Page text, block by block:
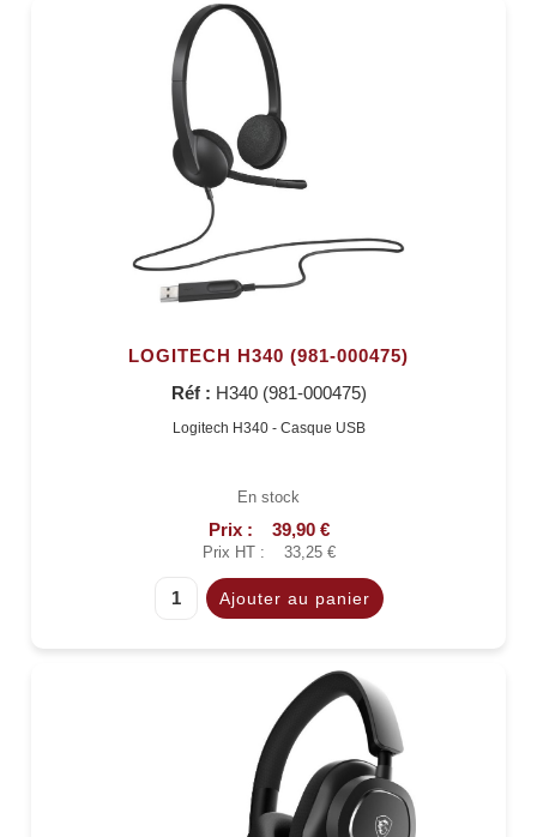
LOGITECH H340 (981-000475)
Réf : H340 (981-000475)
Logitech H340 - Casque USB
En stock
Prix : 39,90 €
Prix HT : 33,25 €